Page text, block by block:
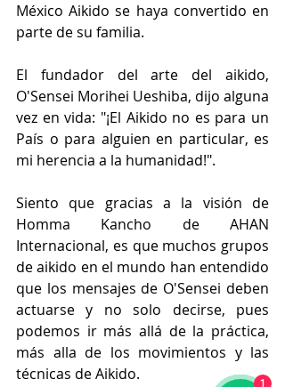
México Aikido se haya convertido en
parte de su familia.
El fundador del arte del aikido,
O'Sensei Morihei Ueshiba, dijo alguna
vez en vida: "¡El Aikido no es para un
País o para alguien en particular, es
mi herencia a la humanidad!".
Siento que gracias a la visión de
Homma Kancho de AHAN
Internacional, es que muchos grupos
de aikido en el mundo han entendido
que los mensajes de O'Sensei deben
actuarse y no solo decirse, pues
podemos ir más allá de la práctica,
más alla de los movimientos y las
técnicas de Aikido.
1